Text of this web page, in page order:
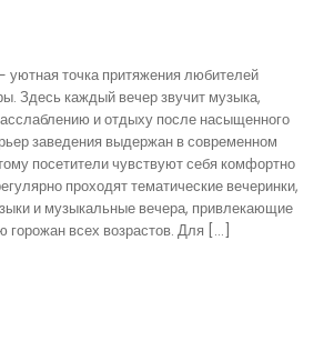
уютная точка притяжения любителей
Здесь каждый вечер звучит музыка,
и отдыху после насыщенного
заведения выдержан в современном
посетители чувствуют себя комфортно
проходят тематические вечеринки,
и музыкальные вечера, привлекающие
горожан всех возрастов. Для […]